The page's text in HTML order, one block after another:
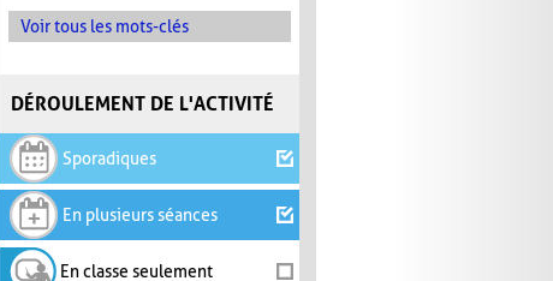
Voir tous les mots-clés
DÉROULEMENT DE L'ACTIVITÉ
Sporadiques
En plusieurs séances
En classe seulement